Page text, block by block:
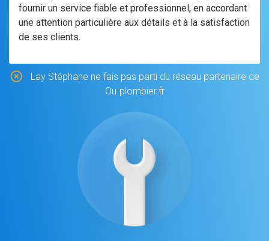
fournir un service fiable et professionnel, en accordant
une attention particulière aux détails et à la satisfaction
de ses clients.
Lay Stéphane ne fais pas parti du réseau partenaire de
Ou-plombier.fr